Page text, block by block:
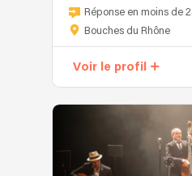
Salvation
a
idée
de
Réponse en moins de
Bouches du Rhône
Voir le profil